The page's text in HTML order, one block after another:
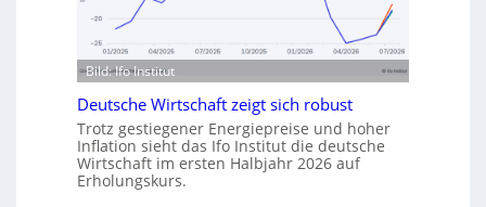
i
e
-
ü
r
n
a
c
h
Bild: Ifo Institut
Deutsche Wirtschaft zeigt sich robust
Trotz gestiegener Energiepreise und hoher
Inflation sieht das Ifo Institut die deutsche
Wirtschaft im ersten Halbjahr 2026 auf
Erholungskurs.